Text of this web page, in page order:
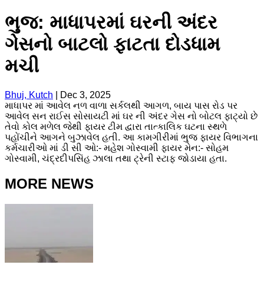
ભુજ: માધાપરમાં ઘરની અંદર
ગેસનો બાટલો ફાટતા દોડધામ
મચી
Bhuj, Kutch
Dec 3, 2025
માધાપર માં આવેલ નળ વાળા સર્કલથી આગળ, બાય પાસ રોડ પર
આવેલ સન રાઈસ સોસાયટી માં ઘર ની અંદર ગેસ નો બોટલ ફાટ્યો છે
તેવો કોલ મળેલ જેથી ફાયર ટીમ દ્વારા તાત્કાલિક ઘટના સ્થળે
પહોંચીને આગને બુઝાવેલ હતી. આ કામગીરીમાં ભુજ ફાયર વિભાગના
કર્મચારીઓ માં ડી સી ઓ:- મહેશ ગોસ્વામી ફાયર મેન:- સોહમ
ગોસ્વામી, ચંદ્રદીપસિંહ ઝાલા તથા ટ્રેની સ્ટાફ જોડાયા હતા.
MORE NEWS